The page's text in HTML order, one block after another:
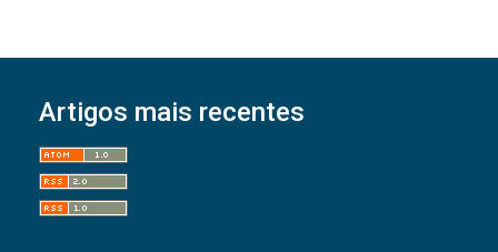
Artigos mais recentes